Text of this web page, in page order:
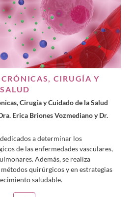
CRÓNICAS, CIRUGÍA Y
Cirugía y Cuidado de la Salud
Erica Briones Vozmediano yDr.
a determinar los
de las enfermedades vasculares,
Además, se realiza
quirúrgicos y en estrategias
saludable.